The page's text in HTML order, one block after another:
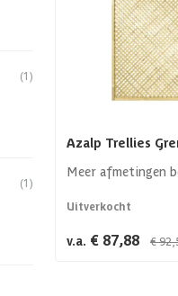
(1)
(1)
Azalp Trellies
Meer afmetingen
Uitverkocht
v.a. € 87,88 €